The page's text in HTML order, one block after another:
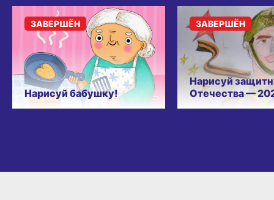
Нарисуй бабушку!
ЗАВЕРШЁН
Нарисуй
Отечества —
ЗАВЕРШЁН